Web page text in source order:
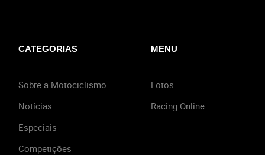
CATEGORIAS
Sobre a Motociclismo
Notícias
Especiais
Competições
MENU
Fotos
Racing Online